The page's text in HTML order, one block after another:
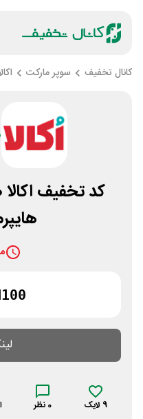
کانال تخفیف سوپر مارکت
9 لایک 0 نظر